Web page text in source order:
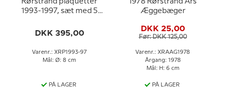
1993-1997, sæt med 5
DKK 395,00
Varenr.: XRP1993-97
Mål: Ø: 8 cm
PÅ LAGER
Æggebæger
DKK 25,00
Før: DKK 125,00
Varenr.: XRAAG1978
Årgang: 1978
Mål: H: 6 cm
PÅ LAGER